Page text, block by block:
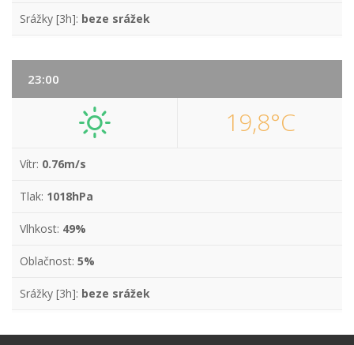
Srážky [3h]: beze srážek
23:00
19,8°C
Vítr: 0.76m/s
Tlak: 1018hPa
Vlhkost: 49%
Oblačnost: 5%
Srážky [3h]: beze srážek